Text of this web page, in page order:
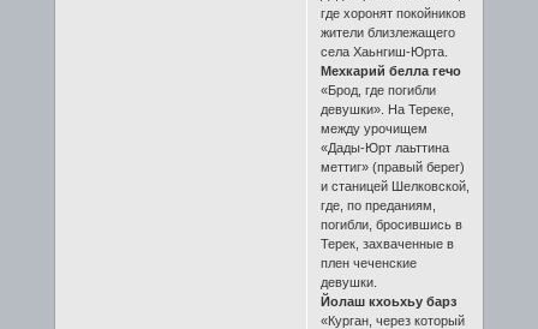
где хоронят покойников
жители близлежащего
села Хаьнгиш-Юрта.
Мехкарий белла гечо
«Брод, где погибли
девушки». На Тереке,
между урочищем
«Дады-Юрт лаьттина
меттиг» (правый берег)
и станицей Шелковской,
где, по преданиям,
погибли, бросившись в
Терек, захваченные в
плен чеченские
девушки.
Йолаш кхоьхьу барз
«Курган, через который